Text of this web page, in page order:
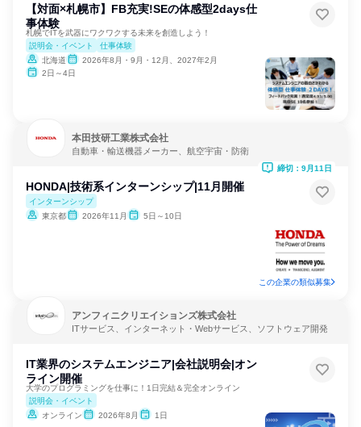
【対面×札幌市】FB充実!SEの体感型2days仕
事体験
札幌でITを武器にワクワクする未来を創造しよう！
説明会・イベント
仕事体験
北海道
2026年8月・9月・12月、2027年2月
2日～4日
本田技研工業株式会社
自動車・輸送機器メーカー、航空宇宙・防衛
HONDA|技術系インターンシップ|11月開催
インターンシップ
東京都
2026年11月 5日～10日
締切：9月11日
この企業の類似募集
アンフィニクリエイションズ株式会社
ITサービス、インターネット・Webサービス、ソフトウェア開発
IT業界のシステムエンジニア|会社説明会|オン
ライン開催
大学のプログラミングを仕事に！1日完結＆完全オンライン
説明会・イベント
オンライン
2026年8月 1日